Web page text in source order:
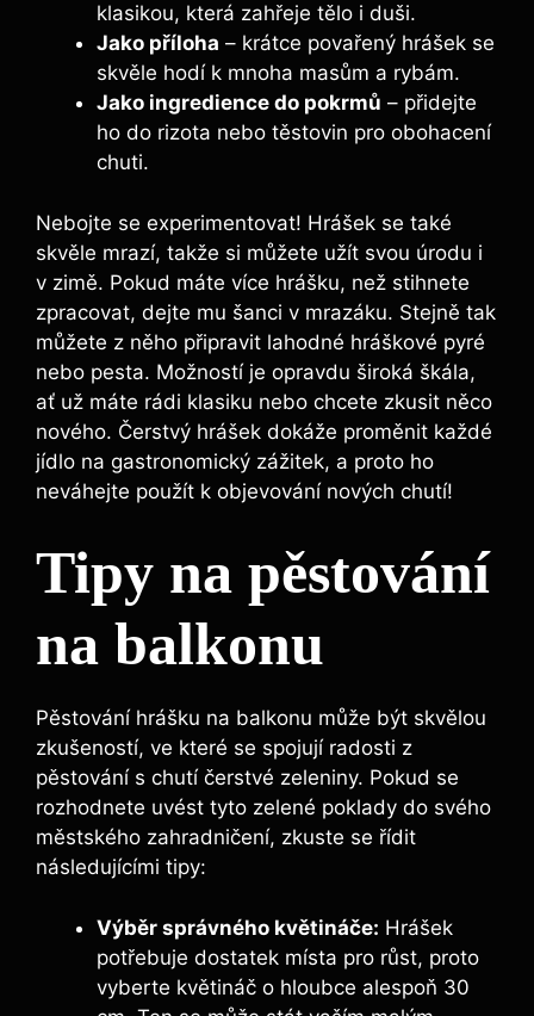
klasikou, která zahřeje tělo i duši.
Jako příloha – krátce povařený hrášek se
skvěle hodí k mnoha masům a rybám.
Jako ingredience do pokrmů – přidejte
ho do rizota nebo těstovin pro obohacení
chuti.
Nebojte se experimentovat! Hrášek se také
skvěle mrazí, takže si můžete užít svou úrodu i
v zimě. Pokud máte více hrášku, než stihnete
zpracovat, dejte mu šanci v mrazáku. Stejně tak
můžete z něho připravit lahodné hráškové pyré
nebo pesta. Možností je opravdu široká škála,
ať už máte rádi klasiku nebo chcete zkusit něco
nového. Čerstvý hrášek dokáže proměnit každé
jídlo na gastronomický zážitek, a proto ho
neváhejte použít k objevování nových chutí!
Tipy na pěstování
na balkonu
Pěstování hrášku na balkonu může být skvělou
zkušeností, ve které se spojují radosti z
pěstování s chutí čerstvé zeleniny. Pokud se
rozhodnete uvést tyto zelené poklady do svého
městského zahradničení, zkuste se řídit
následujícími tipy:
Výběr správného květináče: Hrášek
potřebuje dostatek místa pro růst, proto
vyberte květináč o hloubce alespoň 30